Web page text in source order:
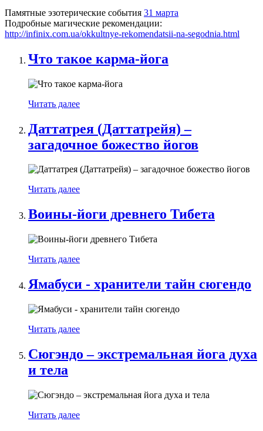
Памятные эзотерические события 31 марта
Подробные магические рекомендации:
http://infinix.com.ua/okkultnye-rekomendatsii-na-segodnia.html
Что такое карма-йога
Читать далее
Даттатрея (Даттатрейя) –
загадочное божество йогов
Читать далее
Воины-йоги древнего Тибета
Читать далее
Ямабуси - хранители тайн сюгендо
Читать далее
Сюгэндо – экстремальная йога духа
и тела
Читать далее